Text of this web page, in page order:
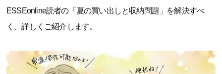
ESSEonline読者の「夏の買い出しと収納問題」を解決すべ
く、詳しくご紹介します。